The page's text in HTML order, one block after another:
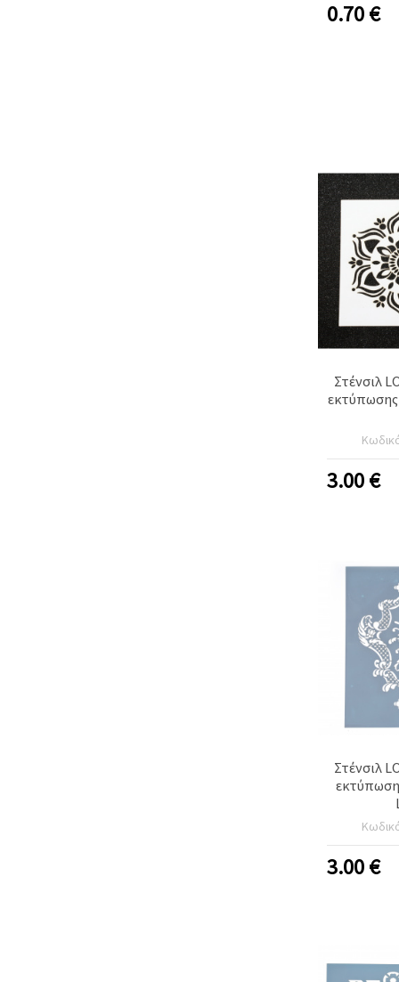
0.70€
Στένσιλ
εκτύπωσης
3.00€
Στένσιλ
3.00€